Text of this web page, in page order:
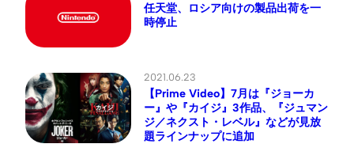
任天堂、ロシア向けの製品出荷を一
時停止
2021.06.23
【Prime Video】7月は『ジョーカ
ー』や『カイジ』3作品、『ジュマン
ジ／ネクスト・レベル』などが見放
題ラインナップに追加